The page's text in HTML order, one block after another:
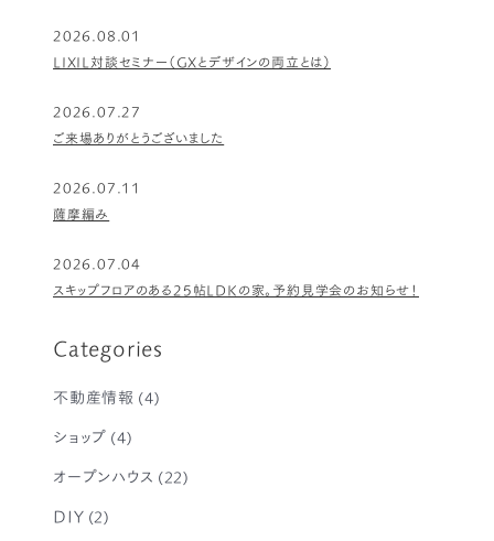
2026.08.01
LIXIL対談セミナー（GXとデザインの両立とは）
2026.07.27
ご来場ありがとうございました
2026.07.11
薩摩編み
2026.07.04
スキップフロアのある25帖LDKの家。予約見学会のお知らせ！
Categories
不動産情報 (4)
ショップ (4)
オープンハウス (22)
DIY (2)